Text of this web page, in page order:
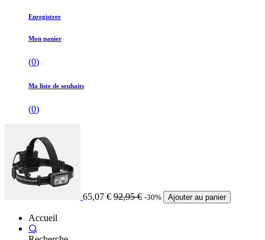
Enregistrer
Mon panier
(0)
Ma liste de souhaits
(0)
65,07 € 92,95€ -30% Ajouter au panier
Accueil